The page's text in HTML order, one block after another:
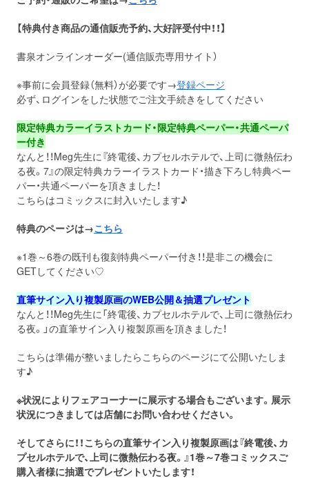
【特典付き商品の通信販売予約、大好評受付中！！】
書泉オンラインオーダー(通信販売専用サイト）
※事前に会員登録（無料）が必要です→登録ページ
必ず、ログインをした状態でご注文手続きをしてください
限定特典カラーイラストカード・限定特典ペーパー・共通ペーパ
ー付き
なんと！！Meg先生に『終電後、カプセルホテルで、上司に微熱伝わ
る夜。7』の限定特典カラーイラストカード・描き下ろし特典ペー
パー・共通ペーパーを頂きました！
こちらはコミックスに封入いたします♪
特典のページは→こちら
※1巻～6巻の既刊も復刻特典ペーパー付き！！是非この機会に
GETしてください♡
直筆サイン入り複製原画のWEB公開＆抽選プレゼント
なんと！！Meg先生に「終電後、カプセルホテルで、上司に微熱伝わ
る夜。」の直筆サイン入り複製原画を頂きました！
こちらは準備が整いましたらこちらのページにて公開いたしま
す♪
※状況によりフェアコーナーに展示する場合もございます。展示
状況につきましては店舗にお問い合わせください。
そしてさらに！！こちらの直筆サイン入り複製原画は『終電後、カ
プセルホテルで、上司に微熱伝わる夜。』1巻～7巻コミックスご
購入者様に抽選でプレゼントいたします！